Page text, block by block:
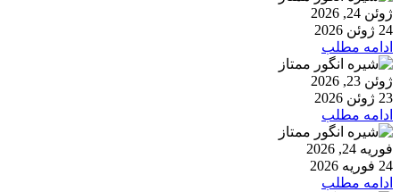
ژوئن 24, 2026
24 ژوئن 2026
ادامه مطلب
ژوئن 23, 2026
23 ژوئن 2026
ادامه مطلب
فوریه 24, 2026
24 فوریه 2026
ادامه مطلب